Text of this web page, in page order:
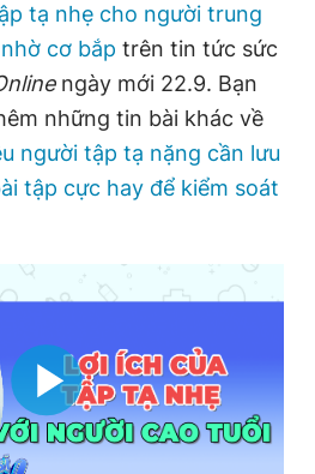
tạ nhẹ cho người trung
cơ bắp trên tin tức sức
ngày mới 22.9. Bạn
những tin bài khác về
người tập tạ nặng cần lưu
tập cực hay để kiểm soát